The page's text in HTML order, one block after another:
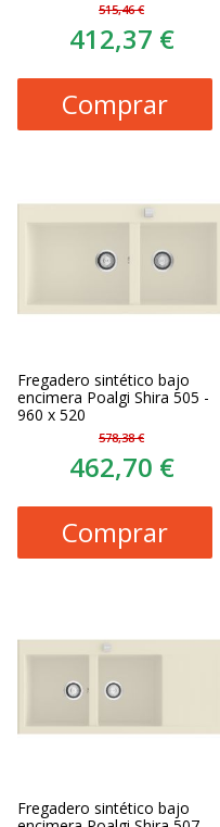
515,46 €
412,37 €
Comprar
Fregadero sintético bajo
encimera Poalgi Shira 505 -
960 x 520
578,38 €
462,70 €
Comprar
Fregadero sintético bajo